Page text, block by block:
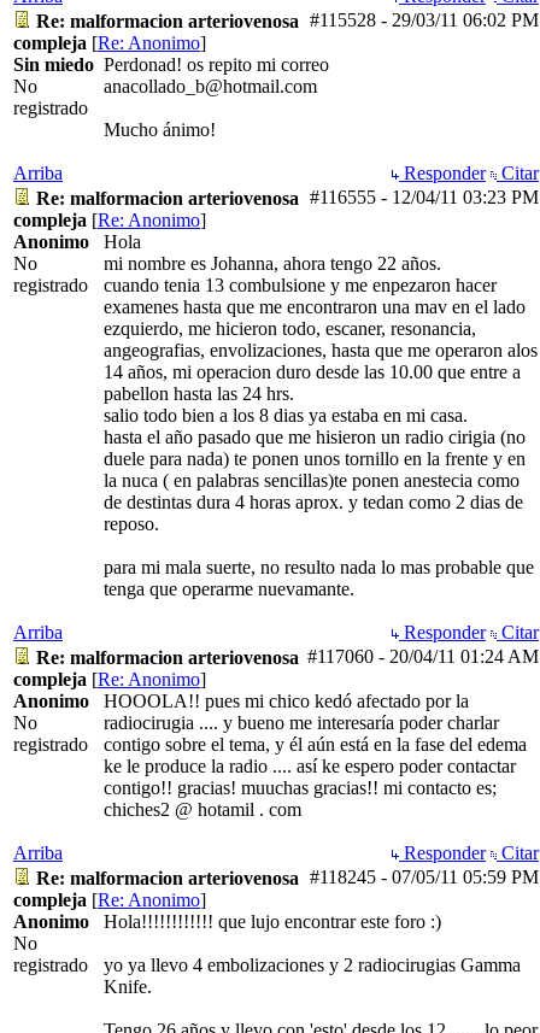
#115528 - 29/03/11 06:02 PM
Re: malformacion arteriovenosa
compleja [Re: Anonimo]
Sin miedo
No
registrado
Perdonad! os repito mi correo
anacollado_b@hotmail.com
Mucho ánimo!
Arriba Responder
Citar
#116555 - 12/04/11 03:23 PM
Re: malformacion arteriovenosa
compleja [Re: Anonimo]
Anonimo
No
registrado
Hola
mi nombre es Johanna, ahora tengo 22 años.
cuando tenia 13 combulsione y me enpezaron hacer
examenes hasta que me encontraron una mav en el lado
ezquierdo, me hicieron todo, escaner, resonancia,
angeografias, envolizaciones, hasta que me operaron alos
14 años, mi operacion duro desde las 10.00 que entre a
pabellon hasta las 24 hrs.
salio todo bien a los 8 dias ya estaba en mi casa.
hasta el año pasado que me hisieron un radio cirigia (no
duele para nada) te ponen unos tornillo en la frente y en
la nuca ( en palabras sencillas)te ponen anestecia como
de destintas dura 4 horas aprox. y tedan como 2 dias de
reposo.
para mi mala suerte, no resulto nada lo mas probable que
tenga que operarme nuevamante.
Arriba Responder
Citar
#117060 - 20/04/11 01:24 AM
Re: malformacion arteriovenosa
compleja [Re: Anonimo]
Anonimo
No
registrado
HOOOLA!! pues mi chico kedó afectado por la
radiocirugia .... y bueno me interesaría poder charlar
contigo sobre el tema, y él aún está en la fase del edema
ke le produce la radio .... así ke espero poder contactar
contigo!! gracias! muuchas gracias!! mi contacto es;
chiches2 @ hotamil . com
Arriba Responder
Citar
#118245 - 07/05/11 05:59 PM
Re: malformacion arteriovenosa
compleja [Re: Anonimo]
Anonimo
No
registrado
Hola!!!!!!!!!!!! que lujo encontrar este foro :)
yo ya llevo 4 embolizaciones y 2 radiocirugias Gamma
Knife.